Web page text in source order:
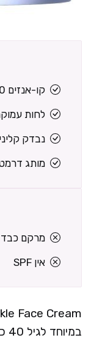
קו-אנזים Q10 שפוחת עם הגיל
לחות
נבדק
מותג
מרקם כבד
אין SPF